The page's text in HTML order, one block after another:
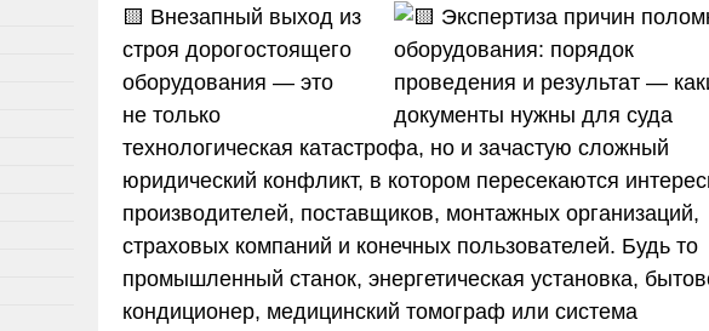
🟨 Внезапный выход из
строя дорогостоящего
оборудования — это
не только
технологическая катастрофа, но и зачастую сложный
юридический конфликт, в котором пересекаются
производителей, поставщиков, монтажных организаций,
страховых компаний и конечных пользователей. Будь то
промышленный станок, энергетическая установка,
кондиционер, медицинский томограф или система